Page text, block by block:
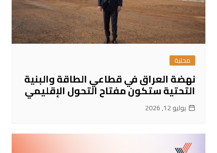
محلية
نهضة العراق في قطاعي الطاقة والبنية
التحتية ستكون مفتاح التحول الإقليمي
يوليو 12, 2026